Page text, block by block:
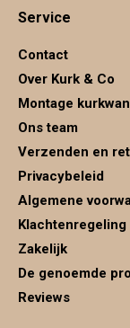
opensopens
Service
Contact
Over Kurk & Co
Montage
Ons team
Verzenden en
Privacybeleid
Algemene
Klachtenregeling
Zakelijk
De genoemde
Reviews